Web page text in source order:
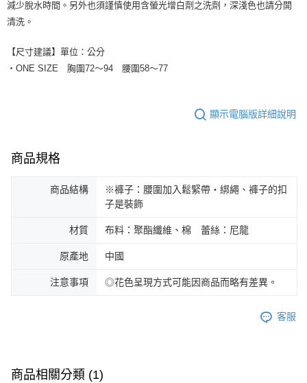
減少脫水時間。另外也須謹慎使用含螢光增白劑之洗劑，深淺色也請分開
清洗。
【尺寸建議】單位：公分
・ONE SIZE 胸圍72～94 腰圍58～77
顯示電腦版詳細說明
商品規格
商品結構
※褲子：腰圍加入鬆緊帶・綁繩、褲子的扣
子是裝飾
材質 布料：聚酯纖維、棉 蕾絲：尼龍
原產地 中國
注意事項 ◎花色呈現方式可能因商品而略有差異。
客服
商品相關分類 (1)